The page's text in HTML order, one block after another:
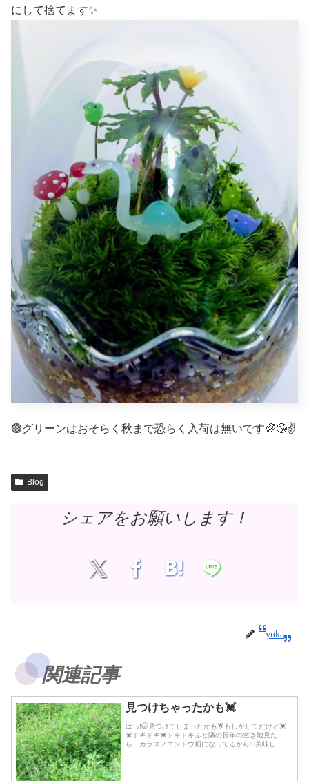
にして捨てます✨
🟢グリーンはおそらく秋まで恐らく入荷は無いです🌈😘✌️
Blog
シェアをお願いします！
yuka
関連記事
見つけちゃったかも💓
はっ❗️🤭見つけてしまったかも🌟もしかしてだけど💓
💓ドキドキ💓ドキドキふと隣の長年の空き地見た
ら、カラスノエンドウ畑になってるから✨美味しそ